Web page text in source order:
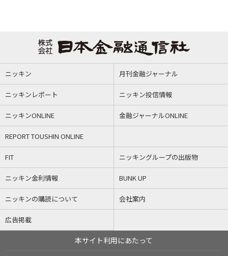
ニッキン 月刊金融ジャーナル
ニッキンレポート ニッキン投信情報
ニッキンONLINE 金融ジャーナルONLINE
REPORT TOUSHIN ONLINE
FIT ニッキングループの出版物
ニッキン金利情報 BUNK UP
ニッキンの購読について 会社案内
広告掲載
本サイト利用にあたって